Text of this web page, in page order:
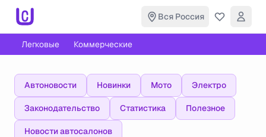
Вся Россия
Легковые Коммерческие
Автоновости Новинки Мото Электро
Законодательство Статистика Полезное
Новости автосалонов